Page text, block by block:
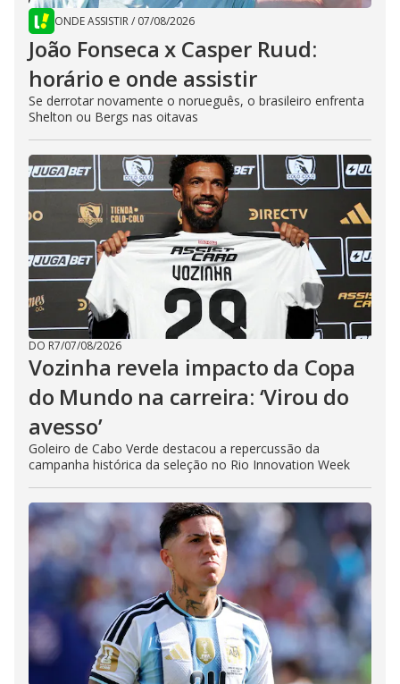
ONDE ASSISTIR/ 07/08/2026
João Fonseca x Casper Ruud:
horário e onde assistir
Se derrotar novamente o norueguês, o brasileiro enfrenta
Shelton ou Bergs nas oitavas
DO R7/07/08/2026
Vozinha revela impacto da Copa
do Mundo na carreira: ‘Virou do
avesso’
Goleiro de Cabo Verde destacou a repercussão da
campanha histórica da seleção no Rio Innovation Week